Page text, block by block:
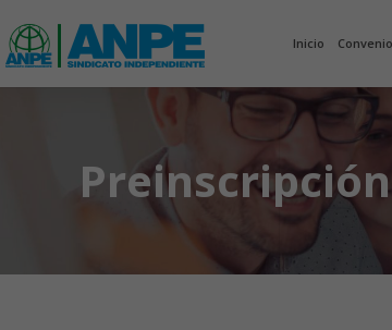
Inicio
Preinscripción